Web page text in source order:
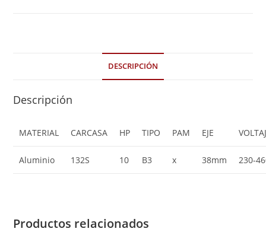
DESCRIPCIÓN
Descripción
MATERIAL CARCASA HP TIPO PAM EJE
Aluminio 132S 10 B3 x 38mm 230-
Productos relacionados